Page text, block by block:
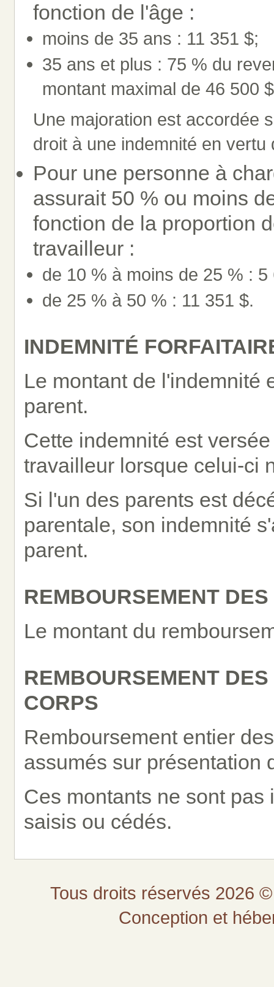
fonction de l'âge :
moins de 35 ans : 11 351 $;
35 ans et plus : 75 % du
montant maximal de 46 500
Une majoration est accordée
droit à une indemnité en vertu
Pour une personne à
assurait 50 % ou moins
fonction de la proportion
travailleur :
de 10 % à moins de 25 % : 5
de 25 % à 50 % : 11 351 $.
INDEMNITÉ
Le montant de l'indemnité
parent.
Cette indemnité est
travailleur lorsque celui-ci
Si l'un des parents est
parentale, son indemnité
parent.
REMBOURSEMENT
Le montant du
REMBOURSEMENT
CORPS
Remboursement entier
assumés sur présentation
Ces montants ne sont
saisis ou cédés.
Tous droits réservés 2026
Conception et